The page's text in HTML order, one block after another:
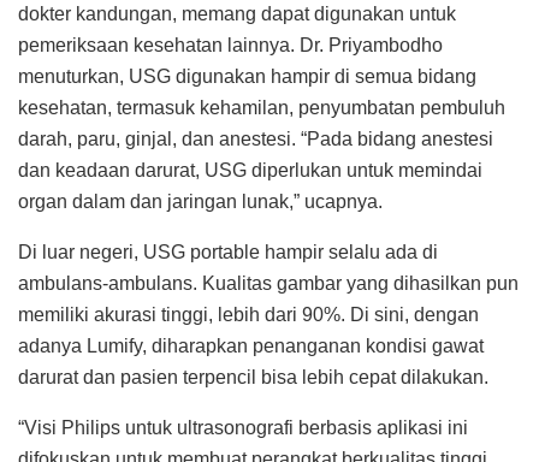
dokter kandungan, memang dapat digunakan untuk
pemeriksaan kesehatan lainnya. Dr. Priyambodho
menuturkan, USG digunakan hampir di semua bidang
kesehatan, termasuk kehamilan, penyumbatan pembuluh
darah, paru, ginjal, dan anestesi. “Pada bidang anestesi
dan keadaan darurat, USG diperlukan untuk memindai
organ dalam dan jaringan lunak,” ucapnya.
Di luar negeri, USG portable hampir selalu ada di
ambulans-ambulans. Kualitas gambar yang dihasilkan pun
memiliki akurasi tinggi, lebih dari 90%. Di sini, dengan
adanya Lumify, diharapkan penanganan kondisi gawat
darurat dan pasien terpencil bisa lebih cepat dilakukan.
“Visi Philips untuk ultrasonografi berbasis aplikasi ini